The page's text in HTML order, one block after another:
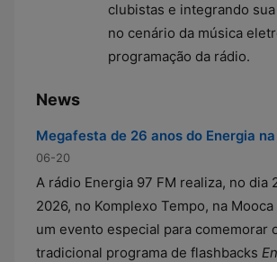
clubistas e integrando
no cenário da música
programação da rádio.
News
Megafesta de 26 anos do Energia
06-20
A rádio Energia 97 FM realiza, no dia
2026, no Komplexo Tempo, na Mooca
um evento especial para comemorar
tradicional programa de flashbacks